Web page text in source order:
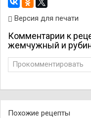
Версия для печати
Комментарии к
жемчужный и
Прокомментировать
Похожие рецепты